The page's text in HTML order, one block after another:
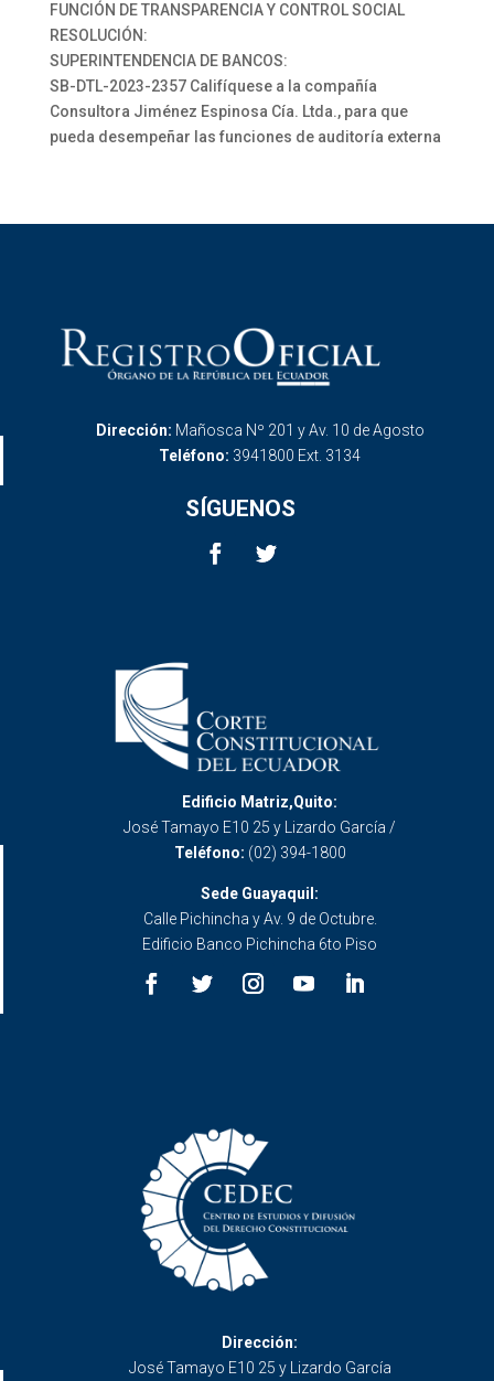
FUNCIÓN DE TRANSPARENCIA Y CONTROL SOCIAL
RESOLUCIÓN:
SUPERINTENDENCIA DE BANCOS:
SB-DTL-2023-2357 Califíquese a la compañía
Consultora Jiménez Espinosa Cía. Ltda., para que
pueda desempeñar las funciones de auditoría externa
Dirección: Mañosca Nº 201 y Av. 10 de Agosto
Teléfono: 3941800 Ext. 3134
SÍGUENOS
Edificio Matriz,Quito:
José Tamayo E10 25 y Lizardo García /
Teléfono: (02) 394-1800
Sede Guayaquil:
Calle Pichincha y Av. 9 de Octubre.
Edificio Banco Pichincha 6to Piso
Dirección:
José Tamayo E10 25 y Lizardo García